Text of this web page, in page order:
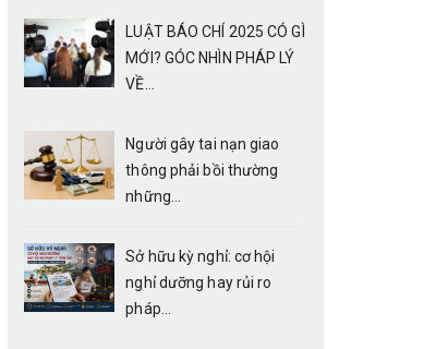
LUẬT BÁO CHÍ 2025 CÓ GÌ
MỚI? GÓC NHÌN PHÁP LÝ
VỀ...
Người gây tai nạn giao
thông phải bồi thường
những...
Sở hữu kỳ nghỉ: cơ hội
nghỉ dưỡng hay rủi ro
pháp...